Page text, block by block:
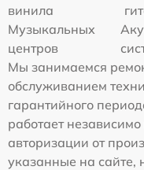
винила
Музыкальных
центров
Мы занимаемся
обслуживанием
гарантийного
работает
авторизации от
указанные на сайте,